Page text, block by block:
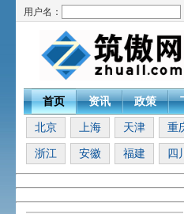
用户名：
首页 资讯 政策
北京 上海 天津 重
浙江 安徽 福建 四川